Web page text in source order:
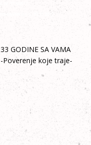
33 GODINE SA VAMA
-Poverenje koje traje-